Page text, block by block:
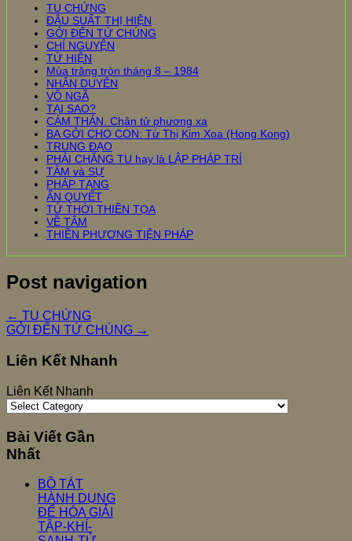
TU CHỨNG
ĐÂU SUẤT THỊ HIỆN
GỞI ĐẾN TỨ CHÚNG
CHÍ NGUYỆN
TỨ HIỆN
Mùa trăng tròn tháng 8 – 1984
NHÂN DUYÊN
VÔ NGÃ
TẠI SAO?
CẢM THÁN. Chân tử phương xa
BA GỞI CHO CON: Từ Thị Kim Xoa (Hong Kong)
TRUNG ĐẠO
PHẢI CHĂNG TU hay là LẬP PHÁP TRÍ
TÂM và SỰ
PHÁP TẠNG
ẤN QUYẾT
TỨ THỜI THIỀN TỌA
VỀ TÂM
THIỀN PHƯƠNG TIỆN PHÁP
Post navigation
← TU CHỨNG
GỞI ĐẾN TỨ CHÚNG →
Liên Kết Nhanh
Liên Kết Nhanh
Bài Viết Gần
Nhất
BỒ TÁT
HÀNH DỤNG
ĐỂ HÓA GIẢI
TẬP-KHÍ-